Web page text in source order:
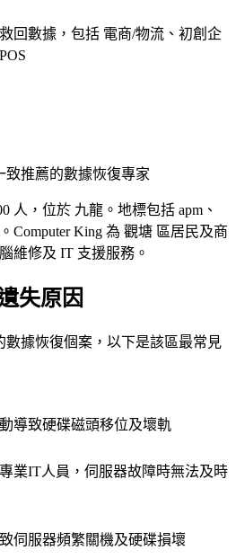
回數據，包括 電商/物流、初創企
致推薦的數據恢復專家
人，位於 九龍。地標包括 apm、
Computer King 為 觀塘 區居民及商
維修及 IT 支援服務。
失原因
數據恢復個案，以下是該區最常見
導致硬碟磁頭移位及壞軌
業IT人員，伺服器故障時無法及時
伺服器頻繁關機及硬碟損壞